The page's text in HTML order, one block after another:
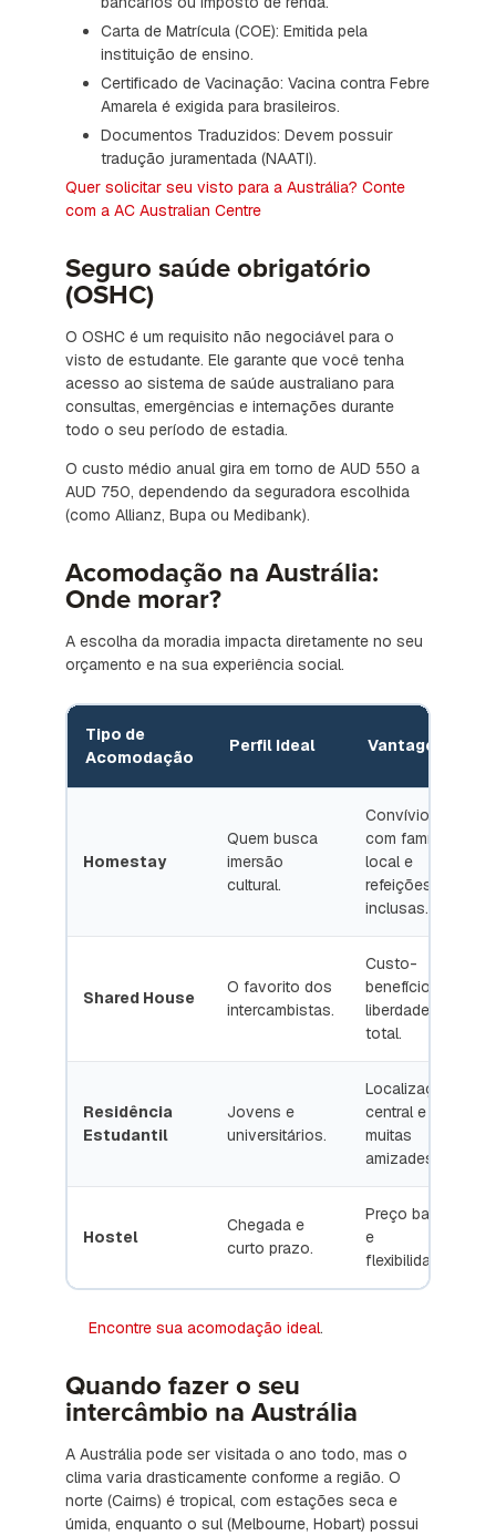
Carta de Matrícula (COE): Emitida pela
instituição de ensino.
Certificado de Vacinação: Vacina contra Febre
Amarela é exigida para brasileiros.
Documentos Traduzidos: Devem possuir
tradução juramentada (NAATI).
Quer solicitar seu visto para a Austrália? Conte
com a AC Australian Centre
Seguro saúde obrigatório
(OSHC)
O OSHC é um requisito não negociável para o
visto de estudante. Ele garante que você tenha
acesso ao sistema de saúde australiano para
consultas, emergências e internações durante
todo o seu período de estadia.
O custo médio anual gira em torno de AUD 550 a
AUD 750, dependendo da seguradora escolhida
(como Allianz, Bupa ou Medibank).
Acomodação na Austrália:
Onde morar?
A escolha da moradia impacta diretamente no seu
orçamento e na sua experiência social.
Tipo de
Acomodação
Perfil Ideal Vantagens
Homestay
Quem busca
imersão
cultural.
Convívio
com família
local e
refeições
inclusas.
Shared House
O favorito dos
intercambistas.
Custo-
benefício e
liberdade
total.
Residência
Estudantil
Jovens e
universitários.
Localização
central e
muitas
amizades.
Hostel
Chegada e
curto prazo.
Preço baixo
e
flexibilidade.
Encontre sua acomodação ideal.
Quando fazer o seu
intercâmbio na Austrália
A Austrália pode ser visitada o ano todo, mas o
clima varia drasticamente conforme a região. O
norte (Cairns) é tropical, com estações seca e
úmida, enquanto o sul (Melbourne, Hobart) possui